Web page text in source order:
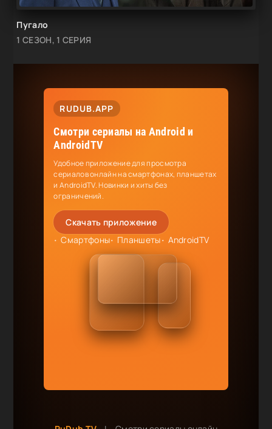
Пугало
1 СЕЗОН, 1 СЕРИЯ
RUDUB.APP
Смотри сериалы на Android и
AndroidTV
Удобное приложение для просмотра
сериалов онлайн на смартфонах, планшетах
и AndroidTV. Новинки и хиты без
ограничений.
Скачать приложение
Смартфоны
Планшеты AndroidTV